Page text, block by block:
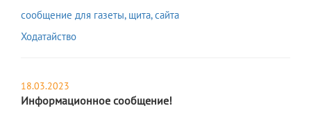
сообщение для газеты, щита, сайта
Ходатайство
18.03.2023
Информационное сообщение!